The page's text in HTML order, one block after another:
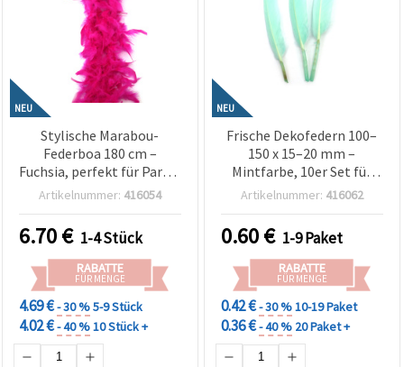
NEU
Stylische Marabou-
Federboa 180 cm –
Fuchsia, perfekt für Party-
Outfits, Bühnenkostüme
Artikelnummer: 416054
6.70€ 1-4 Stück
RABATTE
FÜR MENGE
4.69 €- 30 %5-9 Stück
4.02 €- 40 %10 Stück +
NEU
Frische Dekofedern 100–
150 x 15–20 mm –
Mintfarbe, 10er Set für
Frühlings-Basteln,
DIY-Projekte
Artikelnummer: 416062
0.60€ 1-9 Paket
RABATTE
FÜR MENGE
0.42 €- 30 %10-19 Paket
0.36 €- 40 % 20 Paket +